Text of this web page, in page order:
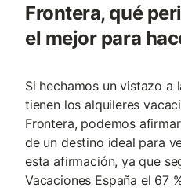
Frontera, qué
el mejor para
Si hechamos un vistazo a
tienen los alquileres
Frontera, podemos
de un destino ideal para
esta afirmación, ya que
Vacaciones España el 67